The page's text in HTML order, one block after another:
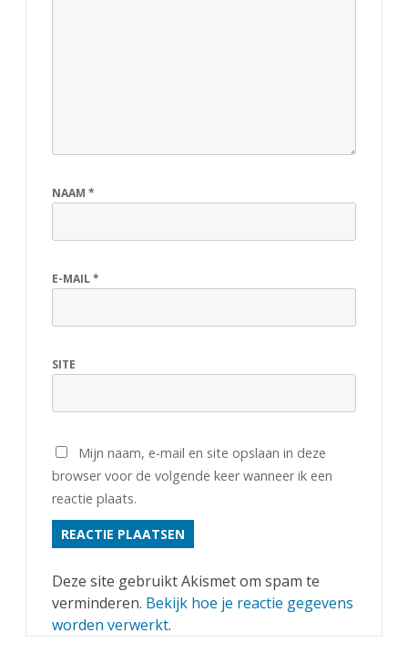
NAAM *
E-MAIL*
SITE
Mijn naam, e-mail en site opslaan in deze
browser voor de volgende keer wanneer ik een
reactie plaats.
Deze site gebruikt Akismet om spam te
verminderen. Bekijk hoe je reactie gegevens
worden verwerkt.